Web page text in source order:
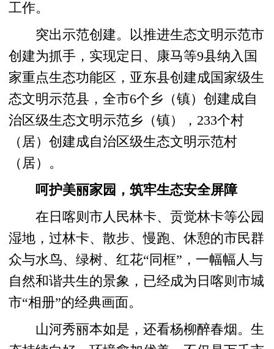
工作。
突出示范创建。以推进生态文明示范市
创建为抓手，实现定日、康马等9县纳入国
家重点生态功能区，亚东县创建成国家级生
态文明示范县，全市6个乡（镇）创建成自
治区级生态文明示范乡（镇），233个村
（居）创建成自治区级生态文明示范村
（居）。
呵护美丽家园，筑牢生态安全屏障
在日喀则市人民林卡、贡觉林卡等公园
湿地，过林卡、散步、慢跑、休憩的市民群
众与水鸟、绿树、红花“同框”，一幅幅人与
自然和谐共生的景象，已经成为日喀则市城
市“相册”的经典画面。
山河秀丽本如是，还看杨柳醉春烟。生